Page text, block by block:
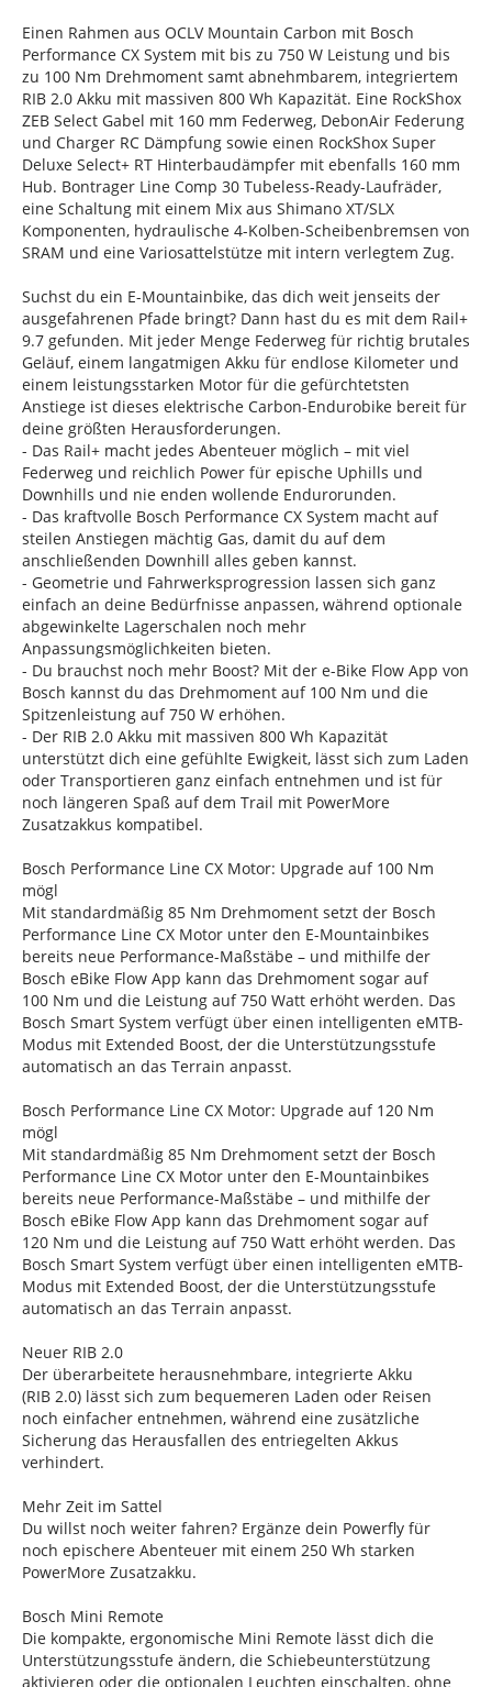
Einen Rahmen aus OCLV Mountain Carbon mit Bosch
Performance CX System mit bis zu 750 W Leistung und bis
zu 100 Nm Drehmoment samt abnehmbarem, integriertem
RIB 2.0 Akku mit massiven 800 Wh Kapazität. Eine RockShox
ZEB Select Gabel mit 160 mm Federweg, DebonAir Federung
und Charger RC Dämpfung sowie einen RockShox Super
Deluxe Select+ RT Hinterbaudämpfer mit ebenfalls 160 mm
Hub. Bontrager Line Comp 30 Tubeless-Ready-Laufräder,
eine Schaltung mit einem Mix aus Shimano XT/SLX
Komponenten, hydraulische 4-Kolben-Scheibenbremsen von
SRAM und eine Variosattelstütze mit intern verlegtem Zug.
Suchst du ein E-Mountainbike, das dich weit jenseits der
ausgefahrenen Pfade bringt? Dann hast du es mit dem Rail+
9.7 gefunden. Mit jeder Menge Federweg für richtig brutales
Geläuf, einem langatmigen Akku für endlose Kilometer und
einem leistungsstarken Motor für die gefürchtetsten
Anstiege ist dieses elektrische Carbon-Endurobike bereit für
deine größten Herausforderungen.
- Das Rail+ macht jedes Abenteuer möglich – mit viel
Federweg und reichlich Power für epische Uphills und
Downhills und nie enden wollende Endurorunden.
- Das kraftvolle Bosch Performance CX System macht auf
steilen Anstiegen mächtig Gas, damit du auf dem
anschließenden Downhill alles geben kannst.
- Geometrie und Fahrwerksprogression lassen sich ganz
einfach an deine Bedürfnisse anpassen, während optionale
abgewinkelte Lagerschalen noch mehr
Anpassungsmöglichkeiten bieten.
- Du brauchst noch mehr Boost? Mit der e-Bike Flow App von
Bosch kannst du das Drehmoment auf 100 Nm und die
Spitzenleistung auf 750 W erhöhen.
- Der RIB 2.0 Akku mit massiven 800 Wh Kapazität
unterstützt dich eine gefühlte Ewigkeit, lässt sich zum Laden
oder Transportieren ganz einfach entnehmen und ist für
noch längeren Spaß auf dem Trail mit PowerMore
Zusatzakkus kompatibel.
Bosch Performance Line CX Motor: Upgrade auf 100 Nm
mögl
Mit standardmäßig 85 Nm Drehmoment setzt der Bosch
Performance Line CX Motor unter den E-Mountainbikes
bereits neue Performance-Maßstäbe – und mithilfe der
Bosch eBike Flow App kann das Drehmoment sogar auf
100 Nm und die Leistung auf 750 Watt erhöht werden. Das
Bosch Smart System verfügt über einen intelligenten eMTB-
Modus mit Extended Boost, der die Unterstützungsstufe
automatisch an das Terrain anpasst.
Bosch Performance Line CX Motor: Upgrade auf 120 Nm
mögl
Mit standardmäßig 85 Nm Drehmoment setzt der Bosch
Performance Line CX Motor unter den E-Mountainbikes
bereits neue Performance-Maßstäbe – und mithilfe der
Bosch eBike Flow App kann das Drehmoment sogar auf
120 Nm und die Leistung auf 750 Watt erhöht werden. Das
Bosch Smart System verfügt über einen intelligenten eMTB-
Modus mit Extended Boost, der die Unterstützungsstufe
automatisch an das Terrain anpasst.
Neuer RIB 2.0
Der überarbeitete herausnehmbare, integrierte Akku
(RIB 2.0) lässt sich zum bequemeren Laden oder Reisen
noch einfacher entnehmen, während eine zusätzliche
Sicherung das Herausfallen des entriegelten Akkus
verhindert.
Mehr Zeit im Sattel
Du willst noch weiter fahren? Ergänze dein Powerfly für
noch epischere Abenteuer mit einem 250 Wh starken
PowerMore Zusatzakku.
Bosch Mini Remote
Die kompakte, ergonomische Mini Remote lässt dich die
Unterstützungsstufe ändern, die Schiebeunterstützung
aktivieren oder die optionalen Leuchten einschalten, ohne